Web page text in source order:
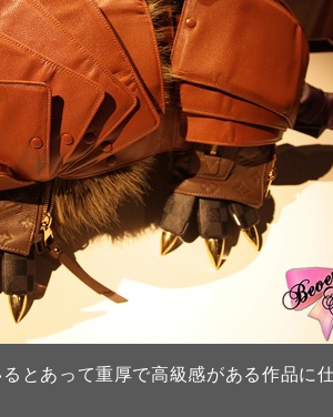
とあって重厚で高級感がある作品に